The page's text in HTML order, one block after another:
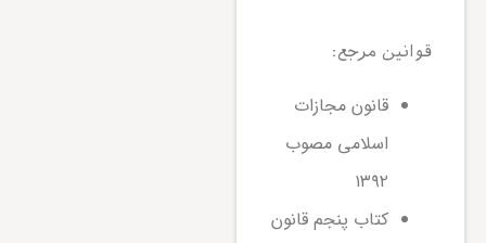
قوانین مرجع:
قانون مجازات
اسلامی مصوب
۱۳۹۲
کتاب پنجم قانون